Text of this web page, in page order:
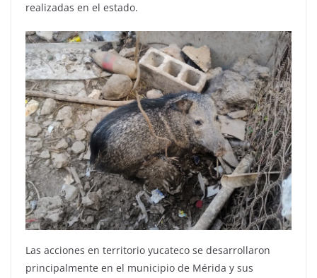
realizadas en el estado.
Las acciones en territorio yucateco se desarrollaron
principalmente en el municipio de Mérida y sus